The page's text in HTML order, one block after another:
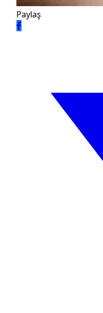
Paylaş